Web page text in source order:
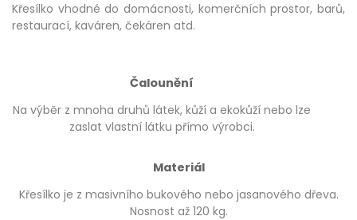
Křesílko vhodné do domácnosti, komerčních prostor, barů,
restaurací, kaváren, čekáren atd.
Čalounění
Na výběr z mnoha druhů látek, kůží a ekokůží nebo lze
zaslat vlastní látku přímo výrobci.
Materiál
Křesílko je z masivního bukového nebo jasanového dřeva.
Nosnost až 120 kg.